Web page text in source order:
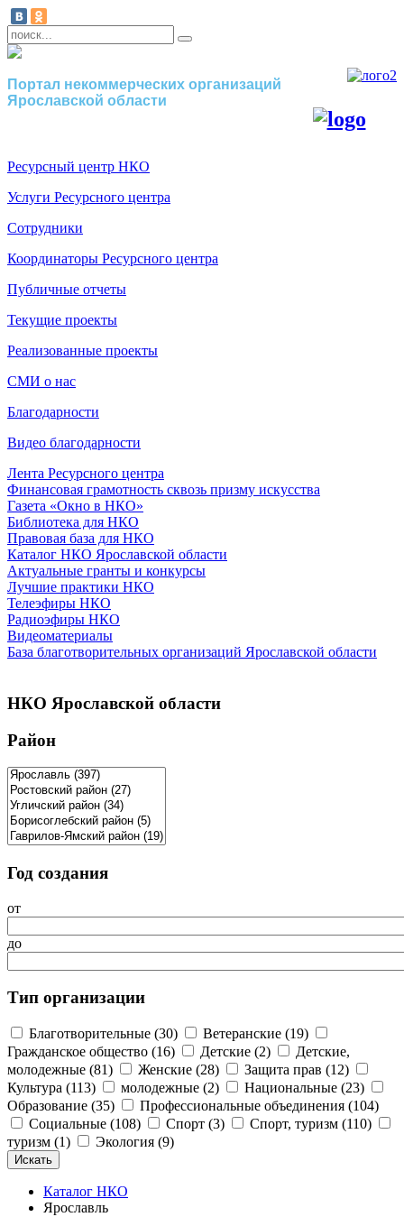
Портал некоммерческих организаций
Ярославской области
Ресурсный центр НКО
Услуги Ресурсного центра
Сотрудники
Координаторы Ресурсного центра
Публичные отчеты
Текущие проекты
Реализованные проекты
СМИ о нас
Благодарности
Видео благодарности
Лента Ресурсного центра
Финансовая грамотность сквозь призму искусства
Газета «Окно в НКО»
Библиотека для НКО
Правовая база для НКО
Каталог НКО Ярославской области
Актуальные гранты и конкурсы
Лучшие практики НКО
Телеэфиры НКО
Радиоэфиры НКО
Видеоматериалы
База благотворительных организаций Ярославской области
НКО Ярославской области
Район
Год создания
от
до
Тип организации
Благотворительные (30)
Ветеранские (19)
Гражданское общество (16)
Детские (2)
Детские,
молодежные (81)
Женские (28)
Защита прав (12)
Культура (113)
молодежные (2)
Национальные (23)
Образование (35)
Профессиональные объединения (104)
Социальные (108)
Спорт (3)
Спорт, туризм (110)
туризм (1)
Экология (9)
Каталог НКО
Ярославль